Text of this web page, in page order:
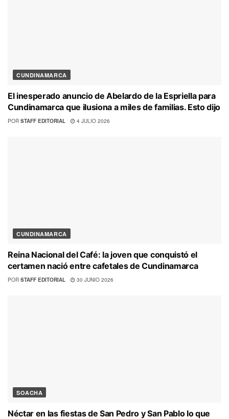
CUNDINAMARCA
El inesperado anuncio de Abelardo de la Espriella para
Cundinamarca que ilusiona a miles de familias. Esto dijo
POR STAFF EDITORIAL 4 JULIO 2026
CUNDINAMARCA
Reina Nacional del Café: la joven que conquistó el
certamen nació entre cafetales de Cundinamarca
POR STAFF EDITORIAL 30 JUNIO 2026
SOACHA
Néctar en las fiestas de San Pedro y San Pablo lo que